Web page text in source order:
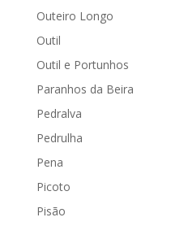
Outeiro Longo
Outil
Outil e Portunhos
Paranhos da Beira
Pedralva
Pedrulha
Pena
Picoto
Pisão